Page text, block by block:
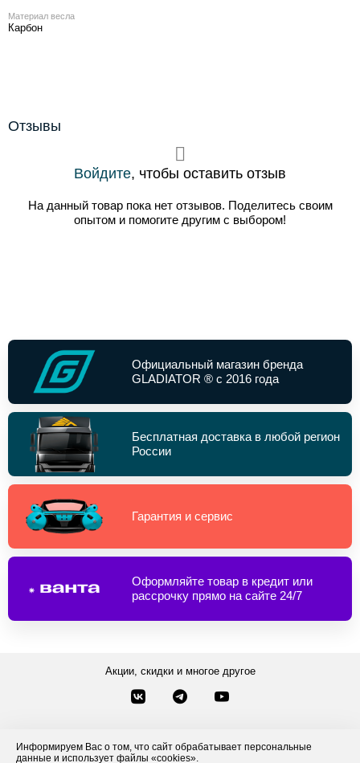
Информируем Вас о том, что сайт обрабатывает персональные
данные и использует файлы «cookies».
Материал весла
Карбон
Отзывы
Войдите, чтобы оставить отзыв
На данный товар пока нет отзывов. Поделитесь своим
опытом и помогите другим с выбором!
Официальный магазин бренда
GLADIATOR ® с 2016 года
Бесплатная доставка в любой регион
России
Гарантия и сервис
Оформляйте товар в кредит или
рассрочку прямо на сайте 24/7
Акции, скидки и многое другое
Контакты
Посмотреть другие способы связи